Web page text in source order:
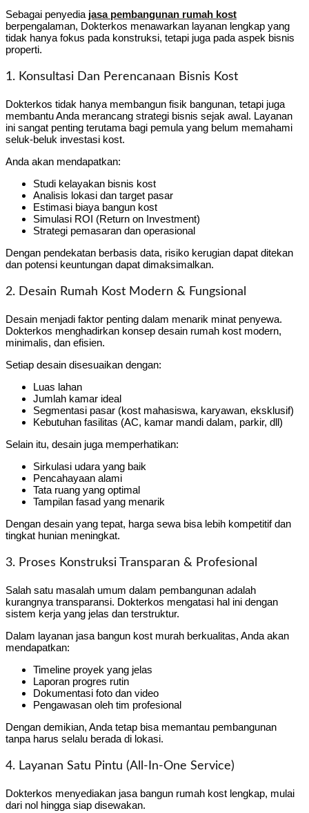
Sebagai penyedia jasa pembangunan rumah kost
berpengalaman, Dokterkos menawarkan layanan lengkap yang
tidak hanya fokus pada konstruksi, tetapi juga pada aspek bisnis
properti.
1. Konsultasi Dan Perencanaan Bisnis Kost
Dokterkos tidak hanya membangun fisik bangunan, tetapi juga
membantu Anda merancang strategi bisnis sejak awal. Layanan
ini sangat penting terutama bagi pemula yang belum memahami
seluk-beluk investasi kost.
Anda akan mendapatkan:
Studi kelayakan bisnis kost
Analisis lokasi dan target pasar
Estimasi biaya bangun kost
Simulasi ROI (Return on Investment)
Strategi pemasaran dan operasional
Dengan pendekatan berbasis data, risiko kerugian dapat ditekan
dan potensi keuntungan dapat dimaksimalkan.
2. Desain Rumah Kost Modern & Fungsional
Desain menjadi faktor penting dalam menarik minat penyewa.
Dokterkos menghadirkan konsep desain rumah kost modern,
minimalis, dan efisien.
Setiap desain disesuaikan dengan:
Luas lahan
Jumlah kamar ideal
Segmentasi pasar (kost mahasiswa, karyawan, eksklusif)
Kebutuhan fasilitas (AC, kamar mandi dalam, parkir, dll)
Selain itu, desain juga memperhatikan:
Sirkulasi udara yang baik
Pencahayaan alami
Tata ruang yang optimal
Tampilan fasad yang menarik
Dengan desain yang tepat, harga sewa bisa lebih kompetitif dan
tingkat hunian meningkat.
3. Proses Konstruksi Transparan & Profesional
Salah satu masalah umum dalam pembangunan adalah
kurangnya transparansi. Dokterkos mengatasi hal ini dengan
sistem kerja yang jelas dan terstruktur.
Dalam layanan jasa bangun kost murah berkualitas, Anda akan
mendapatkan:
Timeline proyek yang jelas
Laporan progres rutin
Dokumentasi foto dan video
Pengawasan oleh tim profesional
Dengan demikian, Anda tetap bisa memantau pembangunan
tanpa harus selalu berada di lokasi.
4. Layanan Satu Pintu (All-In-One Service)
Dokterkos menyediakan jasa bangun rumah kost lengkap, mulai
dari nol hingga siap disewakan.